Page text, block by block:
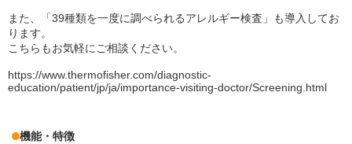
また、「39種類を一度に調べられるアレルギー検査」も導入してお
ります。
こちらもお気軽にご相談ください。
https://www.thermofisher.com/diagnostic-
education/patient/jp/ja/importance-visiting-doctor/Screening.html
機能・特徴